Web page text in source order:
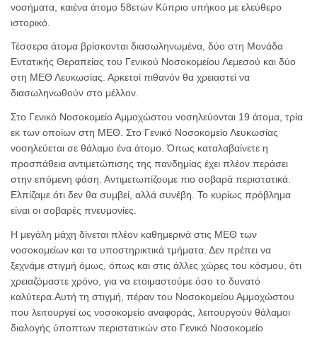
νοσήματα, καιένα άτομο 58ετών Κύπριο υπήκοο με ελεύθερο
ιστορικό.
Τέσσερα άτομα βρίσκονται διασωληνωμένα, δύο στη Μονάδα
Εντατικής Θεραπείας του Γενικού Νοσοκομείου Λεμεσού και δύο
στη ΜΕΘ Λευκωσίας. Αρκετοί πιθανόν θα χρειαστεί να
διασωληνωθούν στο μέλλον.
Στο Γενικό Νοσοκομείο Αμμοχώστου νοσηλεύονται 19 άτομα, τρία
εκ των οποίων στη ΜΕΘ. Στο Γενικό Νοσοκομείο Λευκωσίας
νοσηλεύεται σε θάλαμο ένα άτομο. Όπως καταλαβαίνετε η
προσπάθεια αντιμετώπισης της πανδημίας έχει πλέον περάσει
στην επόμενη φάση. Αντιμετωπίζουμε πιο σοβαρά περιστατικά.
Ελπίζαμε ότι δεν θα συμβεί, αλλά συνέβη. Το κυρίως πρόβλημα
είναι οι σοβαρές πνευμονίες.
Η μεγάλη μάχη δίνεται πλέον καθημερινά στις ΜΕΘ των
νοσοκομείων και τα υποστηρικτικά τμήματα. Δεν πρέπει να
ξεχνάμε στιγμή όμως, όπως και στις άλλες χώρες του κόσμου, ότι
χρειαζόμαστε χρόνο, για να ετοιμαστούμε όσο το δυνατό
καλύτερα.Αυτή τη στιγμή, πέραν του Νοσοκομείου Αμμοχώστου
που λειτουργεί ως νοσοκομείο αναφοράς, λειτουργούν θάλαμοι
διαλογής ύποπτων περιστατικών στο Γενικό Νοσοκομείο